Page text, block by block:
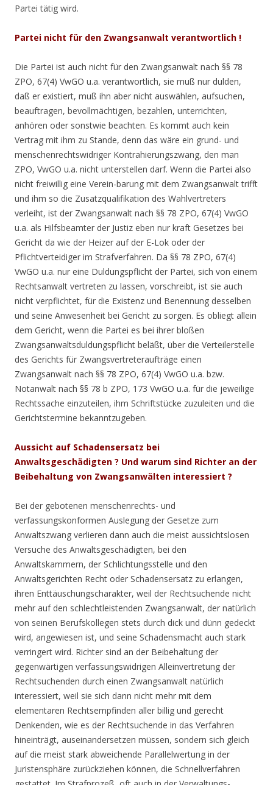
Partei tätig wird.
Partei nicht für den Zwangsanwalt verantwortlich !
Die Partei ist auch nicht für den Zwangsanwalt nach §§ 78
ZPO, 67(4) VwGO u.a. verantwortlich, sie muß nur dulden,
daß er existiert, muß ihn aber nicht auswählen, aufsuchen,
beauftragen, bevollmächtigen, bezahlen, unterrichten,
anhören oder sonstwie beachten. Es kommt auch kein
Vertrag mit ihm zu Stande, denn das wäre ein grund- und
menschenrechtswidriger Kontrahierungszwang, den man
ZPO, VwGO u.a. nicht unterstellen darf. Wenn die Partei also
nicht freiwillig eine Verein-barung mit dem Zwangsanwalt trifft
und ihm so die Zusatzqualifikation des Wahlvertreters
verleiht, ist der Zwangsanwalt nach §§ 78 ZPO, 67(4) VwGO
u.a. als Hilfsbeamter der Justiz eben nur kraft Gesetzes bei
Gericht da wie der Heizer auf der E-Lok oder der
Pflichtverteidiger im Strafverfahren. Da §§ 78 ZPO, 67(4)
VwGO u.a. nur eine Duldungspflicht der Partei, sich von einem
Rechtsanwalt vertreten zu lassen, vorschreibt, ist sie auch
nicht verpflichtet, für die Existenz und Benennung desselben
und seine Anwesenheit bei Gericht zu sorgen. Es obliegt allein
dem Gericht, wenn die Partei es bei ihrer bloßen
Zwangsanwaltsduldungspflicht beläßt, über die Verteilerstelle
des Gerichts für Zwangsvertreteraufträge einen
Zwangsanwalt nach §§ 78 ZPO, 67(4) VwGO u.a. bzw.
Notanwalt nach §§ 78 b ZPO, 173 VwGO u.a. für die jeweilige
Rechtssache einzuteilen, ihm Schriftstücke zuzuleiten und die
Gerichtstermine bekanntzugeben.
Aussicht auf Schadensersatz bei
Anwaltsgeschädigten ? Und warum sind Richter an der
Beibehaltung von Zwangsanwälten interessiert ?
Bei der gebotenen menschenrechts- und
verfassungskonformen Auslegung der Gesetze zum
Anwaltszwang verlieren dann auch die meist aussichtslosen
Versuche des Anwaltsgeschädigten, bei den
Anwaltskammern, der Schlichtungsstelle und den
Anwaltsgerichten Recht oder Schadensersatz zu erlangen,
ihren Enttäuschungscharakter, weil der Rechtsuchende nicht
mehr auf den schlechtleistenden Zwangsanwalt, der natürlich
von seinen Berufskollegen stets durch dick und dünn gedeckt
wird, angewiesen ist, und seine Schadensmacht auch stark
verringert wird. Richter sind an der Beibehaltung der
gegenwärtigen verfassungswidrigen Alleinvertretung der
Rechtsuchenden durch einen Zwangsanwalt natürlich
interessiert, weil sie sich dann nicht mehr mit dem
elementaren Rechtsempfinden aller billig und gerecht
Denkenden, wie es der Rechtsuchende in das Verfahren
hineinträgt, auseinandersetzen müssen, sondern sich gleich
auf die meist stark abweichende Parallelwertung in der
Juristensphäre zurückziehen können, die Schnellverfahren